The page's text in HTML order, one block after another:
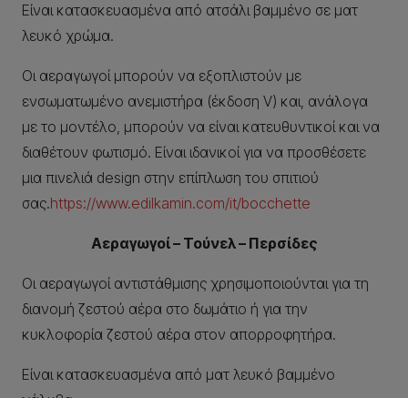
Είναι κατασκευασμένα από ατσάλι βαμμένο σε ματ
λευκό χρώμα.
Οι αεραγωγοί μπορούν να εξοπλιστούν με
ενσωματωμένο ανεμιστήρα (έκδοση V) και, ανάλογα
με το μοντέλο, μπορούν να είναι κατευθυντικοί και να
διαθέτουν φωτισμό. Είναι ιδανικοί για να προσθέσετε
μια πινελιά design στην επίπλωση του σπιτιού
σας.https://www.edilkamin.com/it/bocchette
Αεραγωγοί – Τούνελ – Περσίδες
Οι αεραγωγοί αντιστάθμισης χρησιμοποιούνται για τη
διανομή ζεστού αέρα στο δωμάτιο ή για την
κυκλοφορία ζεστού αέρα στον απορροφητήρα.
Είναι κατασκευασμένα από ματ λευκό βαμμένο